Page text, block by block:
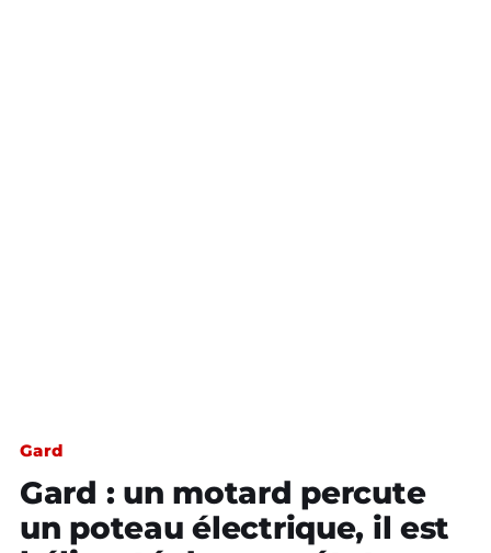
Gard
Gard : un motard percute
un poteau électrique, il est